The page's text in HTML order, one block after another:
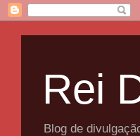
Rei
Blog de